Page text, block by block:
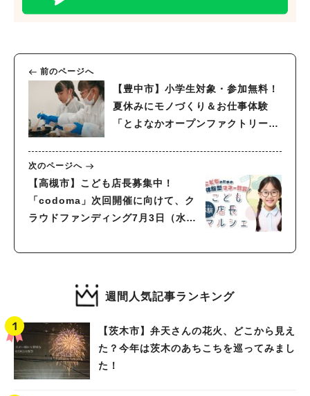
前のページへ
【豊中市】小学生対象・参加無料！
夏休みにモノづくり＆お仕事体験
「とよなかオープンファクトリー
次のページへ
【高槻市】こども店長募集中！
「codoma」次回開催に向けて、ク
ラウドファンディング7月3日（水）
週間人気記事ランキング
【茨木市】弁天さんの花火、どこから見え
た？今年は茨木のあちこちを巡ってみまし
た！